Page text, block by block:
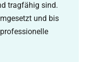
tragfähig sind.
und bis